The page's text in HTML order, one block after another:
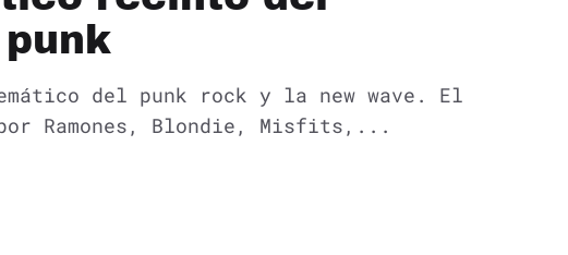
del punk rock y la new wave. El
Ramones, Blondie, Misfits,...